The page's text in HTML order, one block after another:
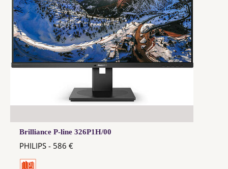
Brilliance P-line 326P1H/00
PHILIPS - 586 €